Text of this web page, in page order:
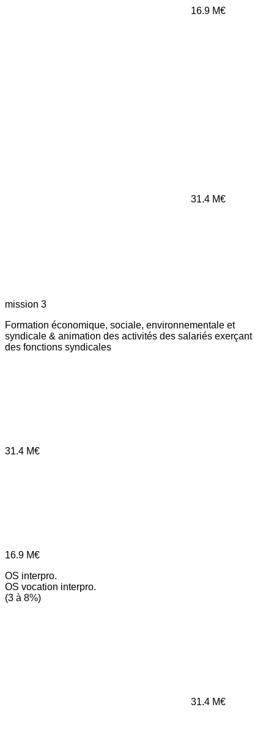
16.9 M€
31.4 M€
mission 3
Formation économique, sociale, environnementale et
syndicale & animation des activités des salariés exerçant
des fonctions syndicales
31.4 M€
16.9 M€
OS interpro.
OS vocation interpro.
(3 à 8%)
31.4 M€